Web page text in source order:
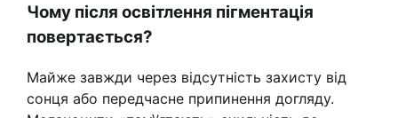
Чому після освітлення пігментація
повертається?
Майже завжди через відсутність захисту від
сонця або передчасне припинення догляду.